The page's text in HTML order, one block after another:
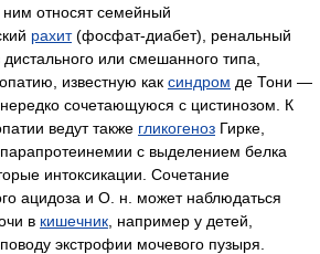
ним относят семейный
рахит(фосфат-диабет), ренальный
или смешанного типа,
известную как синдром де Тони —
сочетающуюся с цистинозом. К
ведут также гликогеноз Гирке,
с выделением белка
интоксикации. Сочетание
ацидоза и О. н. может наблюдаться
в кишечник , например у детей,
экстрофии мочевого пузыря.